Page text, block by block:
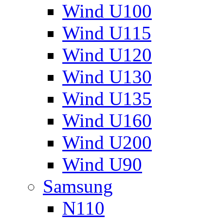
Wind U100
Wind U115
Wind U120
Wind U130
Wind U135
Wind U160
Wind U200
Wind U90
Samsung
N110